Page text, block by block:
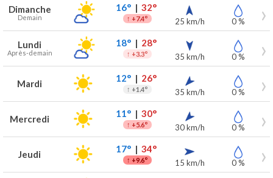
Prévisions météo à Maarkedal pour les 7 prochains jours
Jour Météo Températures Vent Précipitations
Dimanche
Demain
16°| 32°
↑ +7.4° 25 km/h 0 %
Lundi
Après-demain
18°| 28°
↑ +3.3° 35 km/h 0 %
Mardi 12°| 26°
↑ +1.4° 35 km/h 0 %
Mercredi 11°| 30°
↑ +5.6° 30 km/h 0 %
Jeudi 17°| 34°
↑ +9.6° 15 km/h 0 %